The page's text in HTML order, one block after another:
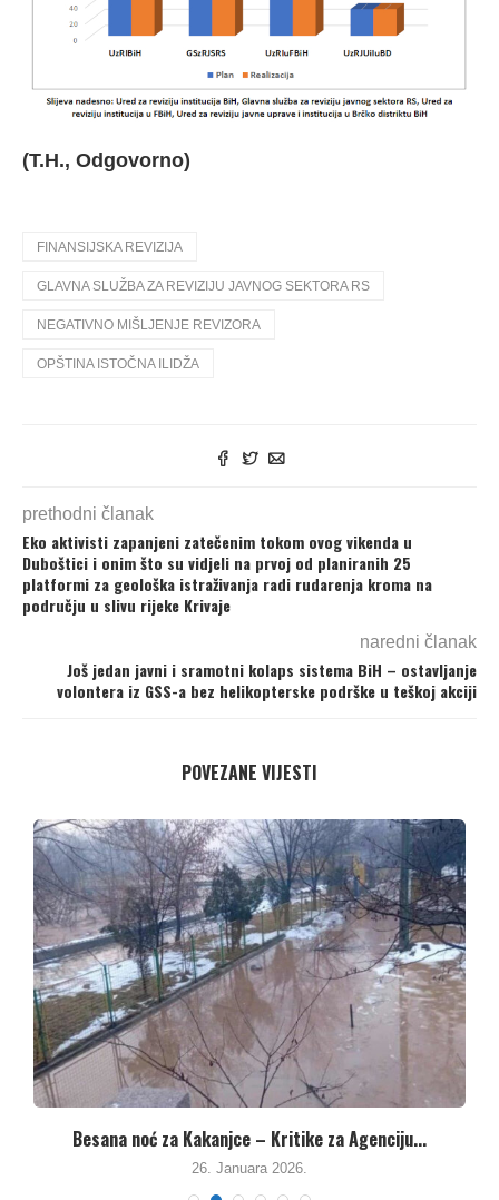
(T.H., Odgovorno)
FINANSIJSKA REVIZIJA
GLAVNA SLUŽBA ZA REVIZIJU JAVNOG SEKTORA RS
NEGATIVNO MIŠLJENJE REVIZORA
OPŠTINA ISTOČNA ILIDŽA
prethodni članak
Eko aktivisti zapanjeni zatečenim tokom ovog vikenda u
Duboštici i onim što su vidjeli na prvoj od planiranih 25
platformi za geološka istraživanja radi rudarenja kroma na
području u slivu rijeke Krivaje
naredni članak
Još jedan javni i sramotni kolaps sistema BiH – ostavljanje
volontera iz GSS-a bez helikopterske podrške u teškoj akciji
POVEZANE VIJESTI
Besana noć za Kakanjce – Kritike za Agenciju...
26. Januara 2026.